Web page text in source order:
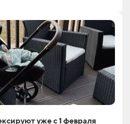
уже с 1 февраля